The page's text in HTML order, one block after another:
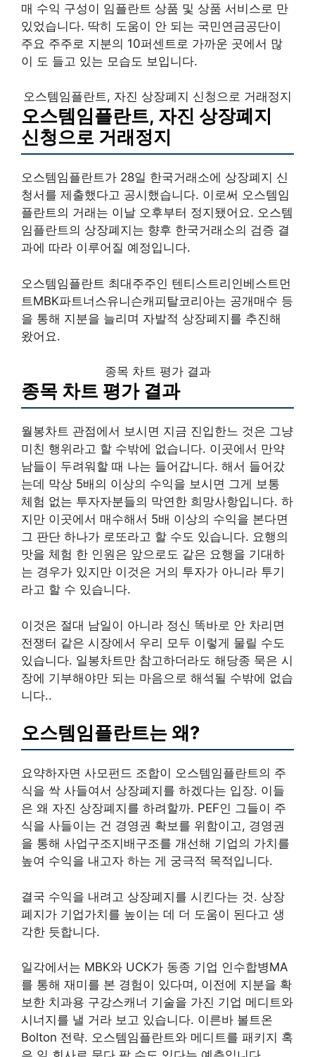
매 수익 구성이 임플란트 상품 및 상품 서비스로 만
있었습니다. 딱히 도움이 안 되는 국민연금공단이
주요 주주로 지분의 10퍼센트로 가까운 곳에서 많
이 도 들고 있는 모습도 보입니다.
오스템임플란트, 자진 상장폐지 신청으로 거래정지
오스템임플란트, 자진 상장폐지
신청으로 거래정지
오스템임플란트가 28일 한국거래소에 상장폐지 신
청서를 제출했다고 공시했습니다. 이로써 오스템임
플란트의 거래는 이날 오후부터 정지됐어요. 오스템
임플란트의 상장폐지는 향후 한국거래소의 검증 결
과에 따라 이루어질 예정입니다.
오스템임플란트 최대주주인 텐티스트리인베스트먼
트MBK파트너스유니슨캐피탈코리아는 공개매수 등
을 통해 지분을 늘리며 자발적 상장폐지를 추진해
왔어요.
종목 차트 평가 결과
종목 차트 평가 결과
월봉차트 관점에서 보시면 지금 진입한느 것은 그냥
미친 행위라고 할 수밖에 없습니다. 이곳에서 만약
남들이 두려워할 때 나는 들어갑니다. 해서 들어갔
는데 막상 5배의 이상의 수익을 보시면 그게 보통
체험 없는 투자자분들의 막연한 희망사항입니다. 하
지만 이곳에서 매수해서 5배 이상의 수익을 본다면
그 판단 하나가 로또라고 할 수도 있습니다. 요행의
맛을 체험 한 인원은 앞으로도 같은 요행을 기대하
는 경우가 있지만 이것은 거의 투자가 아니라 투기
라고 할 수 있습니다.
이것은 절대 남일이 아니라 정신 똑바로 안 차리면
전쟁터 같은 시장에서 우리 모두 이렇게 물릴 수도
있습니다. 일봉차트만 참고하더라도 해당종 묵은 시
장에 기부해야만 되는 마음으로 해석될 수밖에 없습
니다..
오스템임플란트는 왜?
요약하자면 사모펀드 조합이 오스템임플란트의 주
식을 싹 사들여서 상장폐지를 하겠다는 입장. 이들
은 왜 자진 상장폐지를 하려할까. PEF인 그들이 주
식을 사들이는 건 경영권 확보를 위함이고, 경영권
을 통해 사업구조지배구조를 개선해 기업의 가치를
높여 수익을 내고자 하는 게 궁극적 목적입니다.
결국 수익을 내려고 상장폐지를 시킨다는 것. 상장
폐지가 기업가치를 높이는 데 더 도움이 된다고 생
각한 듯합니다.
일각에서는 MBK와 UCK가 동종 기업 인수합병MA
를 통해 재미를 본 경험이 있다며, 이전에 지분을 확
보한 치과용 구강스캐너 기술을 가진 기업 메디트와
시너지를 낼 거라 보고 있습니다. 이른바 볼트온
Bolton 전략. 오스템임플란트와 메디트를 패키지 혹